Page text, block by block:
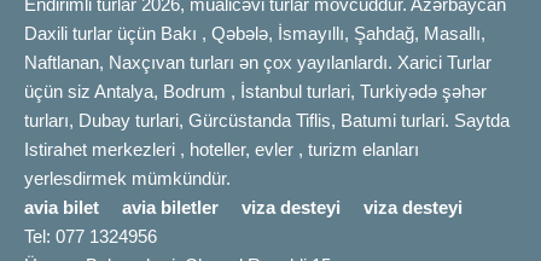
Daxili turlar üçün Bakı , Qəbələ, İsmayıllı, Şahdağ, Masallı,
Naftlanan, Naxçıvan turları ən çox yayılanlardı. Xarici Turlar
üçün siz Antalya, Bodrum , İstanbul turlari, Turkiyədə şəhər
turları, Dubay turlari, Gürcüstanda Tiflis, Batumi turlari. Saytda
Istirahet merkezleri , hoteller, evler , turizm elanları
yerlesdirmek mümkündür.
avia bilet
avia biletler viza desteyi
viza desteyi
Tel: 077 1324956